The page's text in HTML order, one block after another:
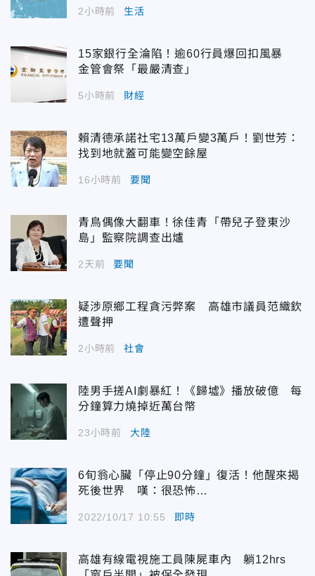
2小時前 生活
15家銀行全淪陷！逾60行員爆回扣風暴
金管會祭「最嚴清查」
5小時前 財經
賴清德承諾社宅13萬戶變3萬戶！劉世芳：
找到地就蓋可能變空餘屋
16小時前 要聞
青鳥偶像大翻車！徐佳青「帶兒子登東沙
島」監察院調查出爐
2天前 要聞
疑涉原鄉工程貪污弊案 高雄市議員范織欽
遭聲押
2小時前 社會
陸男手搓AI劇暴紅！《歸墟》播放破億 每
分鐘算力燒掉近萬台幣
23小時前 大陸
6旬翁心臟「停止90分鐘」復活！他醒來揭
死後世界 嘆：很恐怖…
2022/10/17 10:55 即時
高雄有線電視施工員陳屍車內 躺12hrs